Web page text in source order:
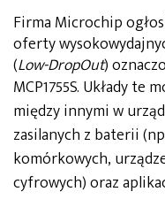
Firma Microchip
oferty
(Low-DropOut)
MCP1755S. Układy te
między innymi w
zasilanych z baterii
komórkowych,
cyfrowych) oraz